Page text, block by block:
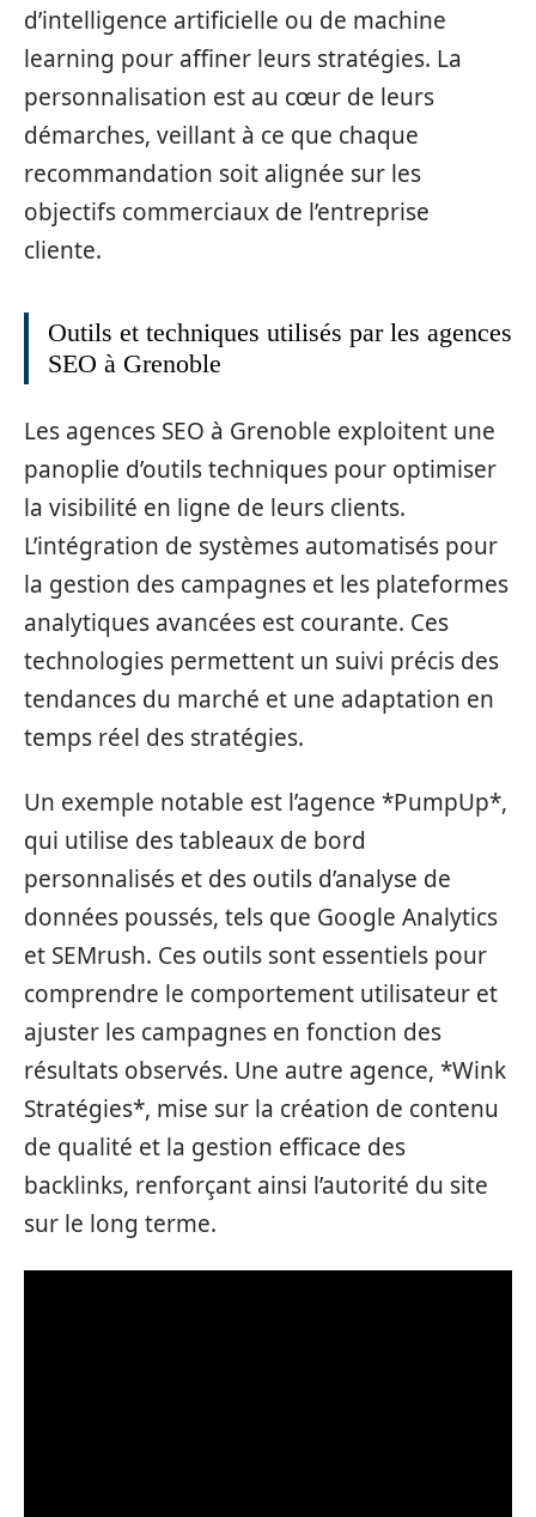
d’intelligence artificielle ou de machine
learning pour affiner leurs stratégies. La
personnalisation est au cœur de leurs
démarches, veillant à ce que chaque
recommandation soit alignée sur les
objectifs commerciaux de l’entreprise
cliente.
Outils et techniques utilisés par les agences
SEO à Grenoble
Les agences SEO à Grenoble exploitent une
panoplie d’outils techniques pour optimiser
la visibilité en ligne de leurs clients.
L’intégration de systèmes automatisés pour
la gestion des campagnes et les plateformes
analytiques avancées est courante. Ces
technologies permettent un suivi précis des
tendances du marché et une adaptation en
temps réel des stratégies.
Un exemple notable est l’agence *PumpUp*,
qui utilise des tableaux de bord
personnalisés et des outils d’analyse de
données poussés, tels que Google Analytics
et SEMrush. Ces outils sont essentiels pour
comprendre le comportement utilisateur et
ajuster les campagnes en fonction des
résultats observés. Une autre agence, *Wink
Stratégies*, mise sur la création de contenu
de qualité et la gestion efficace des
backlinks, renforçant ainsi l’autorité du site
sur le long terme.